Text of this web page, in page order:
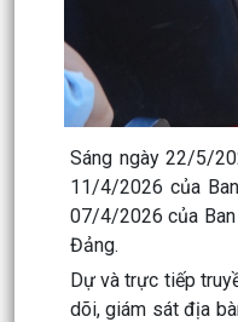
Sáng ngày 22/5/
11/4/2026 của
07/4/2026 của Ban
Đảng.
Dự và trực tiếp
dõi, giám sát địa